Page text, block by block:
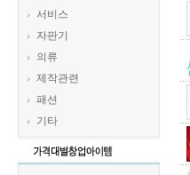
서비스
자판기
의류
제작관련
패션
기타